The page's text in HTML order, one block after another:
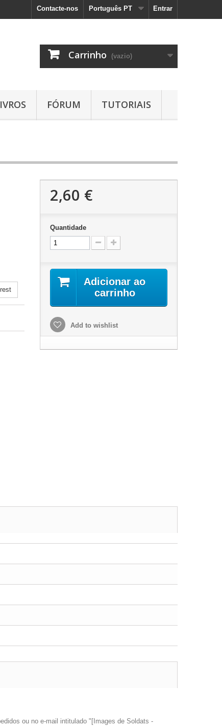
Entrar
Português PT
Contacte-nos
Carrinho (vazio)
FÓRUM TUTORIAIS
2,60 €
Quantidade
Adicionar ao
carrinho
Add to wishlist
ou no e-mail intitulado "[Images de Soldats -